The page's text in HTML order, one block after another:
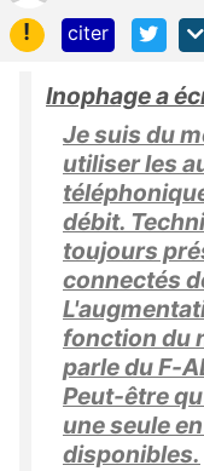
!
citer
Inophage a
Je suis du
utiliser les
débit.
toujours
connectés
fonction du
parle du F-
Peut-être
une seule
disponibles.